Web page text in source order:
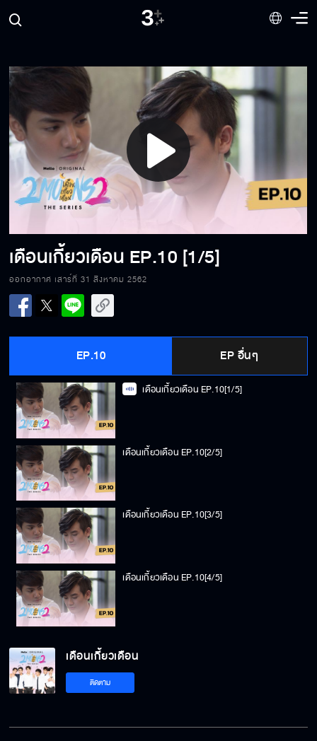
Play
Video
เดือนเกี้ยวเดือน EP.10 [1/5]
ออกอากาศ เสาร์ที่ 31 สิงหาคม 2562
EP.10 EP อื่นๆ
เดือนเกี้ยวเดือน EP.10[1/5]
เดือนเกี้ยวเดือน EP.10[2/5]
เดือนเกี้ยวเดือน EP.10[3/5]
เดือนเกี้ยวเดือน EP.10[4/5]
เดือนเกี้ยวเดือน
ติดตาม